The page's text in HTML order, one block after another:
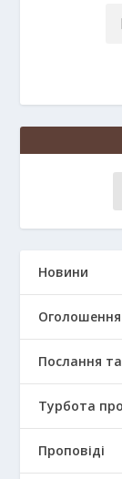
Новини
Оголошення
Послання
Турбота
Проповіді